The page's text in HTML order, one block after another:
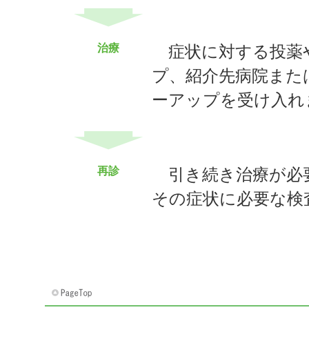
治療
症状に対する投
プ、紹介先病院ま
ーアップを受け入
再診
引き続き治療が
その症状に必要な